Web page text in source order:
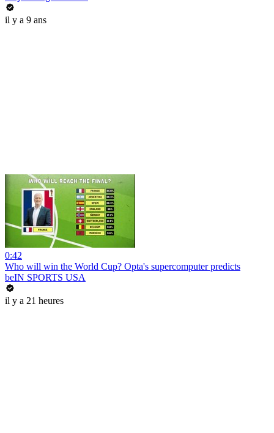
il y a 9 ans
0:42
Who will win the World Cup? Opta's supercomputer predicts
beIN SPORTS USA
il y a 21 heures